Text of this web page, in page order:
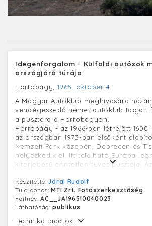
Idegenforgalom - Külföldi autósok
országjáró túrája
Hortobágy, 1965. október 4.
A Magyar Autóklub meghívására
vendégeskedő német autóklub tagjait
a pusztára a Hortobágyon.
Hortobágy - az 1966-ban létrejött 1600
az országban 1973-ban elsőként
Nemzeti Park közepén, Debrecen és
helyezkedik el. Itt található Európa
kiterjedésű érintetlen füves pusztája.
kalandozó Tisza hatása alatt állt, a
síksággá. Mai képét a XIX. század
(folyók szabályozása, mocsarak
legeltető állattartással, az erdők
felégetésével alakították ki. A valaha
Készítette:Járai Rudolf
Tulajdonos:MTI Zrt. Fotószerkesztőség
Fájlnév:AC__JA196510040023
Láthatóság:publikus
Technikai adatok: